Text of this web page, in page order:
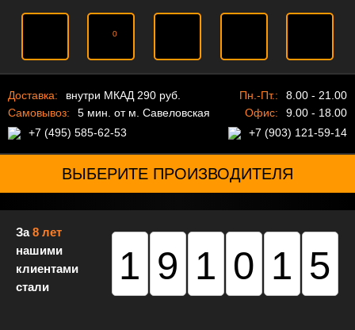
0
Доставка:
внутри МКАД 290 руб.
Самовывоз:
5 мин. от м. Савеловская
+7 (495) 585-62-53
Пн.-Пт.:
8.00 - 21.00
Офис:
9.00 - 18.00
+7 (903) 121-59-14
ВЫБЕРИТЕ ПРОИЗВОДИТЕЛЯ
За8 лет
нашими
клиентами
стали
191015